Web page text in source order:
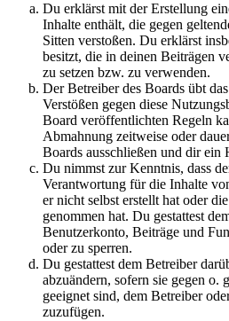
Du erklärst mit der Erstellung
Inhalte enthält, die gegen
Sitten verstoßen. Du erklärst
besitzt, die in deinen Beiträgen
zu setzen bzw. zu verwenden.
Der Betreiber des Boards übt
Verstößen gegen diese
Board veröffentlichten Regeln
Abmahnung zeitweise oder
Boards ausschließen und dir ein
Du nimmst zur Kenntnis, dass
Verantwortung für die Inhalte
er nicht selbst erstellt hat oder
genommen hat. Du gestattest
Benutzerkonto, Beiträge und
oder zu sperren.
Du gestattest dem Betreiber
abzuändern, sofern sie gegen o.
geeignet sind, dem Betreiber
zuzufügen.